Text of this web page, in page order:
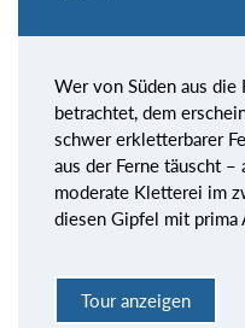
Wer von Süden aus
betrachtet, dem
schwer erkletterbarer
aus der Ferne täuscht
moderate Kletterei im
diesen Gipfel mit prima
Tour anzeigen